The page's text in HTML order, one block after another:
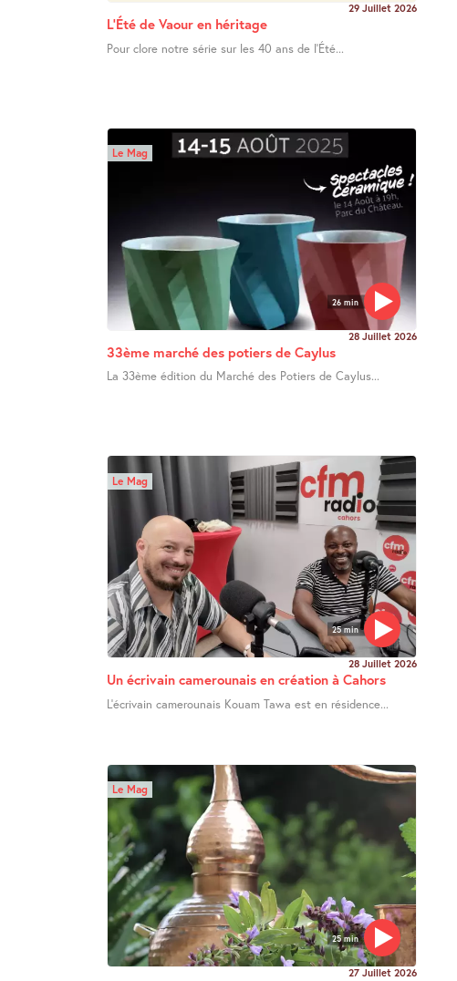
29 Juillet 2026
L’Été de Vaour en héritage
Pour clore notre série sur les 40 ans de l’Été...
26 min
Le Mag
28 Juillet 2026
33ème marché des potiers de Caylus
La 33ème édition du Marché des Potiers de Caylus...
25 min
Le Mag
28 Juillet 2026
Un écrivain camerounais en création à Cahors
L’écrivain camerounais Kouam Tawa est en résidence...
25 min
Le Mag
27 Juillet 2026